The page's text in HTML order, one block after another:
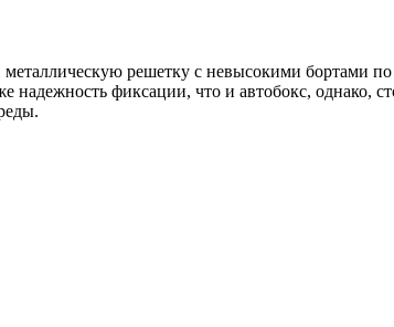
решетку с невысокими бортами
надежность фиксации, что и автобокс, однако,